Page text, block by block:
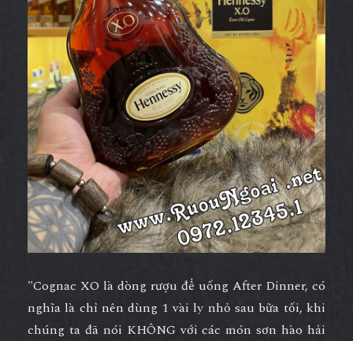
"Cognac XO là dòng rượu để uống After Dinner, có
nghĩa là chỉ nên dùng 1 vài ly nhỏ sau bữa tối, khi
chúng ta đã nói KHÔNG với các món sơn hào hải